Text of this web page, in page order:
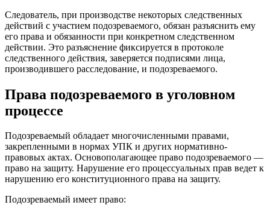
Следователь, при производстве некоторых следственных
действий с участием подозреваемого, обязан разъяснить ему
его права и обязанности при конкретном следственном
действии. Это разъяснение фиксируется в протоколе
следственного действия, заверяется подписями лица,
производившего расследование, и подозреваемого.
Права подозреваемого в уголовном
процессе
Подозреваемый обладает многочисленными правами,
закрепленными в нормах УПК и других нормативно-
правовых актах. Основополагающее право подозреваемого —
право на защиту. Нарушение его процессуальных прав ведет к
нарушению его конституционного права на защиту.
Подозреваемый имеет право: